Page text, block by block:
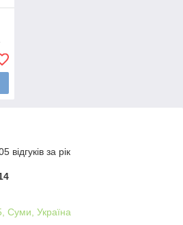
відгуків за рік
Суми, Україна